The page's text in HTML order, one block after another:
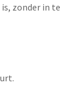
zonder in te